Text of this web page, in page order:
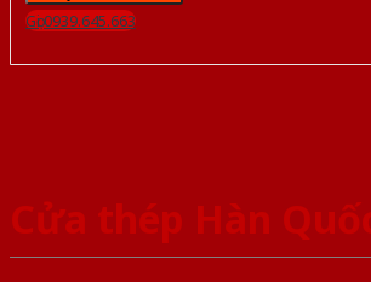
Gọi 0939.645.663
Cửa thép Hàn